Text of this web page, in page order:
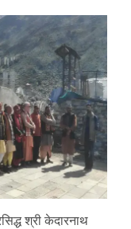
श्री केदारनाथ